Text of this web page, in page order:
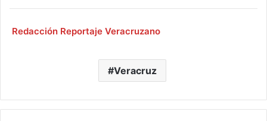
Redacción Reportaje Veracruzano
Veracruz